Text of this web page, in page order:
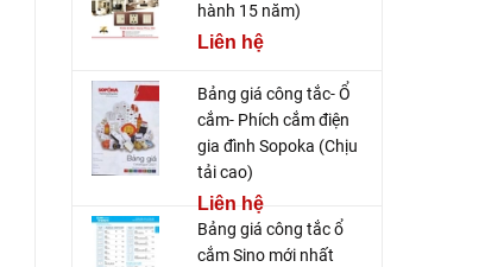
hành 15 năm)
Liên hệ
Bảng giá công tắc- Ổ
cắm- Phích cắm điện
gia đình Sopoka (Chịu
tải cao)
Liên hệ
Bảng giá công tắc ổ
cắm Sino mới nhất